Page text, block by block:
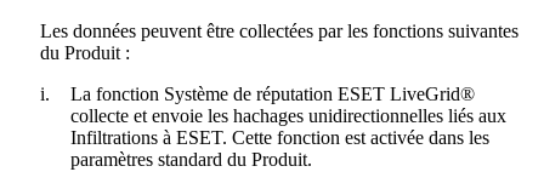
Les données peuvent être collectées par les fonctions suivantes
du Produit :
i.
La fonction Système de réputation ESET LiveGrid®
collecte et envoie les hachages unidirectionnelles liés aux
Infiltrations à ESET. Cette fonction est activée dans les
paramètres standard du Produit.